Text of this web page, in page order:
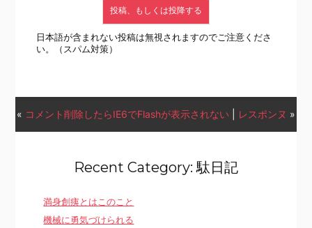
日本語が含まれない投稿は無視されますのでご注意くださ
い。（スパム対策）
« コメント削除したらIE6でFlashが表示されない レスポンヌ »
Recent Category: 駄日記
満身創痍とはこのこと
機械に勇気づけられる